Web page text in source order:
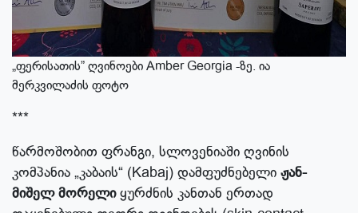
„ფერისათის” ღვინოები Amber Georgia -ზე. ია
მერკვილაძის ფოტო
***
წარმოშობით ფრანგი, სლოვენიაში ღვინის
კომპანია „კაბაის“ (Kabaj) დამფუძნებელი ჟან-
მიშელ მორელიყურძნის კანთან ერთად